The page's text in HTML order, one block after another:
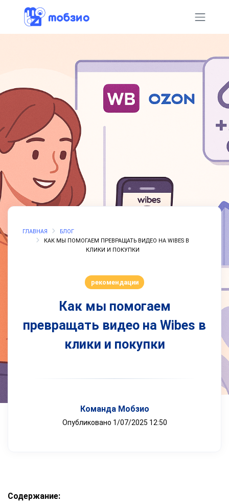
ГЛАВНАЯ
БЛОГ
КАК МЫ ПОМОГАЕМ ПРЕВРАЩАТЬ ВИДЕО НА WIBES В
КЛИКИ И ПОКУПКИ
рекомендации
Как мы помогаем
превращать видео на Wibes в
клики и покупки
Команда Мобзио
Опубликовано 1/07/2025 12:50
Содержание: